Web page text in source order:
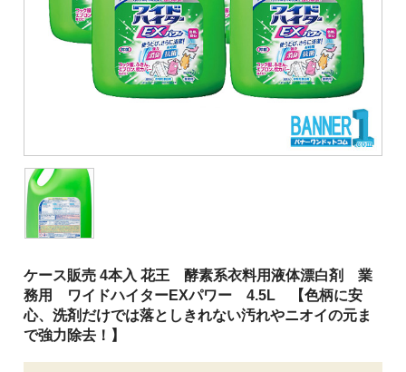
清掃用機械
施設用品
厨房消耗品
介護用品
安全用品
会社案内
ご利用案内
ケース販売 4本入 花王 酵素系衣料用液体漂白剤 業
務用 ワイドハイターEXパワー 4.5L 【色柄に安
心、洗剤だけでは落としきれない汚れやニオイの元ま
で強力除去！】